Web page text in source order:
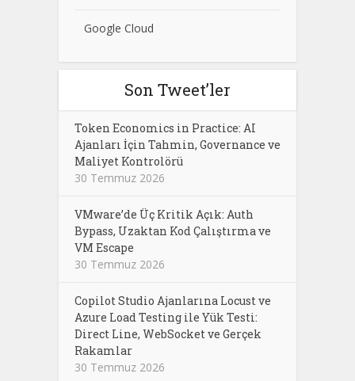
Google Cloud
Son Tweet’ler
Token Economics in Practice: AI
Ajanları İçin Tahmin, Governance ve
Maliyet Kontrolörü
30 Temmuz 2026
VMware’de Üç Kritik Açık: Auth
Bypass, Uzaktan Kod Çalıştırma ve
VM Escape
30 Temmuz 2026
Copilot Studio Ajanlarına Locust ve
Azure Load Testing ile Yük Testi:
Direct Line, WebSocket ve Gerçek
Rakamlar
30 Temmuz 2026